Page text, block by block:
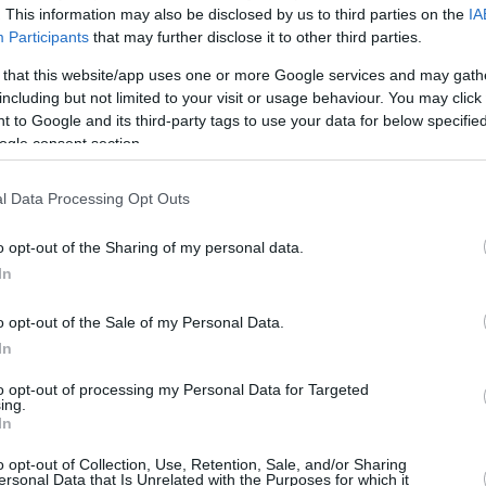
This information may also be disclosed by us to third parties on the
Participants that may further disclose it to other third parties.
that this website/app uses one or more Google services and may
but not limited to your visit or usage behaviour. You may
to Google and its third-party tags to use your data for below
consent section.
Data Processing Opt Outs
opt-out of the Sharing of my personal data.
opt-out of the Sale of my Personal Data.
opt-out of processing my Personal Data for Targeted
opt-out of Collection, Use, Retention, Sale, and/or Sharing
Data that Is Unrelated with the Purposes for which it
Του Βαγγέλη Παπαδημητρίου/
info@eurohoops.net
Η Βίρτους βάζει τέλος στα σενάρια
για τον Τορνίκε Σενγκέλια!
Η ιταλική ομάδα, μέσω του Λούκα
Μπεράλντι, ξεκαθάρισε ότι δεν
και την σεζόν 2023/24 και δεν θα
Μπολόνια.
την Βίρτους την αποδέσμευσή του.